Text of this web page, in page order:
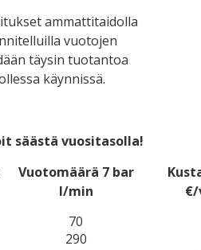
ammattitaidolla
vuotojen
täysin tuotantoa
käynnissä.
säästä vuositasolla!
Vuotomäärä 7 bar
l/min
70
290